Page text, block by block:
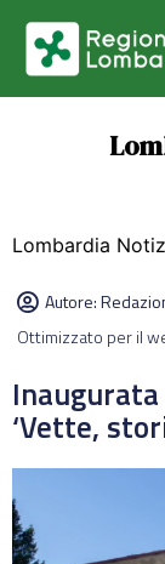
Lombardia
Autore:
Ottimizzato per il
‘Vette,